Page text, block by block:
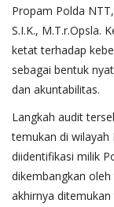
Propam Polda
S.I.K., M.T.r.Opsla.
ketat terhadap
sebagai bentuk
dan akuntabilitas.
Langkah audit
temukan di wilayah
diidentifikasi milik
dikembangkan
akhirnya